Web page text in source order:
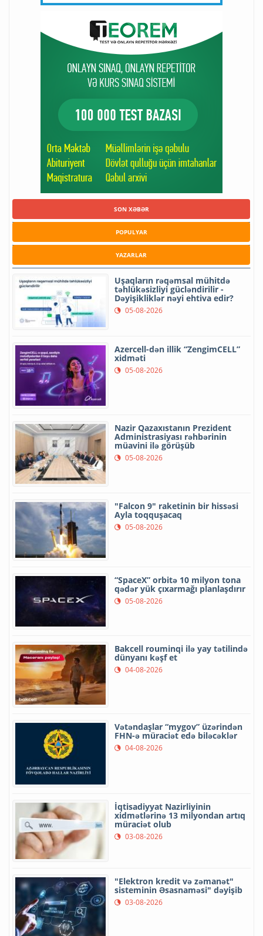
SON XƏBƏR
POPULYAR
YAZARLAR
Uşaqların rəqəmsal mühitdə
təhlükəsizliyi gücləndirilir -
Dəyişikliklər nəyi ehtiva edir?
05-08-2026
Azercell-dən illik “ZengimCELL”
xidməti
05-08-2026
Nazir Qazaxıstanın Prezident
Administrasiyası rəhbərinin
müavini ilə görüşüb
05-08-2026
"Falcon 9" raketinin bir hissəsi
Ayla toqquşacaq
05-08-2026
“SpaceX” orbitə 10 milyon tona
qədər yük çıxarmağı planlaşdırır
05-08-2026
Bakcell rouminqi ilə yay tətilində
dünyanı kəşf et
04-08-2026
Vətəndaşlar “mygov” üzərindən
FHN-ə müraciət edə biləcəklər
04-08-2026
İqtisadiyyat Nazirliyinin
xidmətlərinə 13 milyondan artıq
müraciət olub
03-08-2026
"Elektron kredit və zəmanət"
sisteminin Əsasnaməsi" dəyişib
03-08-2026